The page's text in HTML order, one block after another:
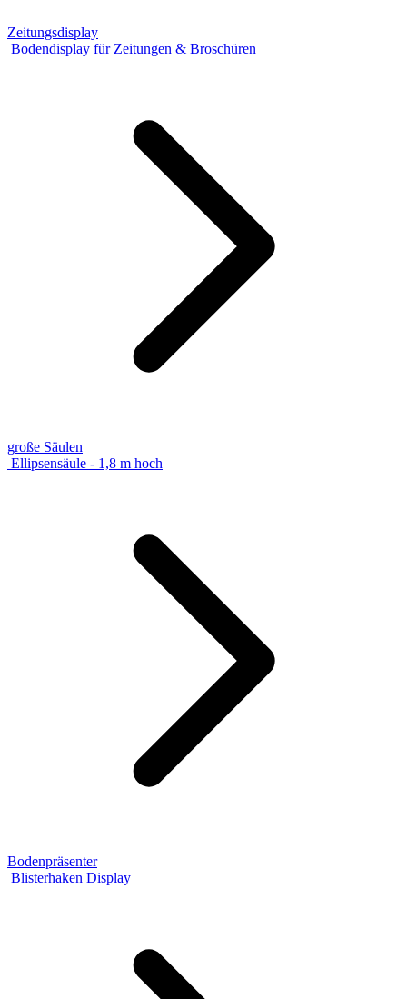
Zeitungsdisplay
Bodendisplay für Zeitungen & Broschüren
große Säulen
Ellipsensäule - 1,8 m hoch
Bodenpräsenter
Blisterhaken Display